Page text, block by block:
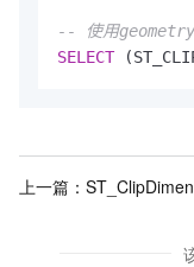
-- 使用geometry
SELECT
上一篇：